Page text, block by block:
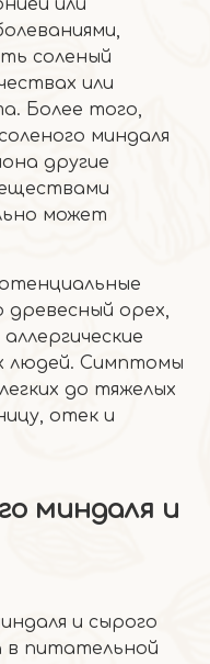
или
соленый
или
Более того,
миндаля
другие
может
орех,
людей. Симптомы
до тяжелых
отек и
миндаля и
и сырого
в питательной